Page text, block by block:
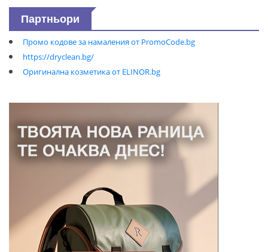
Партньори
Промо кодове за намаления от PromoCode.bg
https://dryclean.bg/
Оригинална козметика от ELINOR.bg